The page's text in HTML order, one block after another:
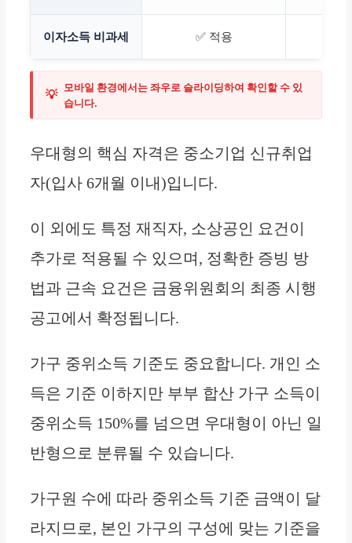
이자소득 비과세 ✅ 적용
💡
모바일 환경에서는 좌우로 슬라이딩하여 확인할 수 있
습니다.
우대형의 핵심 자격은 중소기업 신규취업
자(입사 6개월 이내)입니다.
이 외에도 특정 재직자, 소상공인 요건이
추가로 적용될 수 있으며, 정확한 증빙 방
법과 근속 요건은 금융위원회의 최종 시행
공고에서 확정됩니다.
가구 중위소득 기준도 중요합니다. 개인 소
득은 기준 이하지만 부부 합산 가구 소득이
중위소득 150%를 넘으면 우대형이 아닌 일
반형으로 분류될 수 있습니다.
가구원 수에 따라 중위소득 기준 금액이 달
라지므로, 본인 가구의 구성에 맞는 기준을